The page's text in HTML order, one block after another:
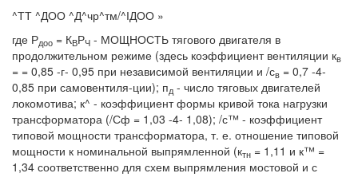
^ТТ ^ДОО ^Д^чр^тм/^ІДОО »
где Рдоо = КВРЧ - МОЩНОСТЬ тягового двигателя в
продолжительном режиме (здесь коэффициент вентиляции кв
= = 0,85 -г- 0,95 при независимой вентиляции и /св = 0,7 -4-
0,85 при самовентиля-ции); пд - число тяговых двигателей
локомотива; к^ - коэффициент формы кривой тока нагрузки
трансформатора (/Сф = 1,03 -4- 1,08); /с™ - коэффициент
типовой мощности трансформатора, т. е. отношение типовой
мощности к номинальной выпрямленной (ктн = 1,11 и к™ =
1,34 соответственно для схем выпрямления мостовой и с